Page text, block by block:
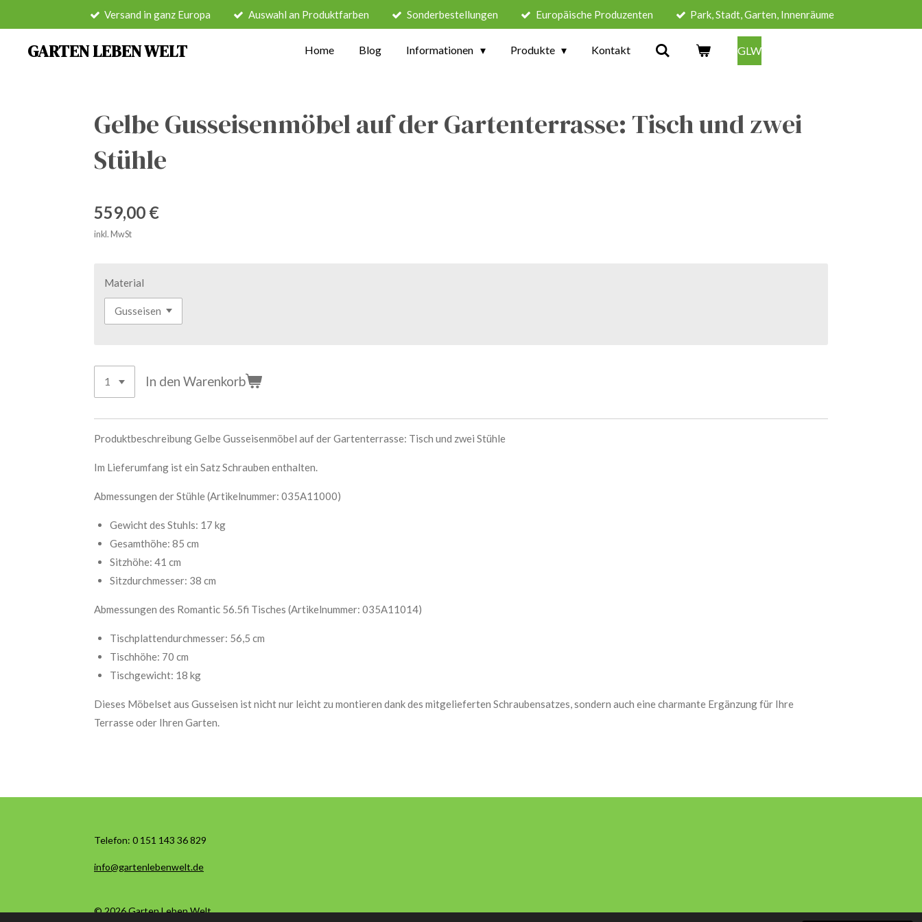
springen
Versand in ganz Europa Auswahl an Produktfarben Sonderbestellungen Europäische Produzenten Park, Stadt, Garten, Innenräume
GARTEN LEBEN WELT Home Blog Informationen Produkte Kontakt GLW
Gelbe Gusseisenmöbel auf der Gartenterrasse: Tisch und zwei
Stühle
559,00 €
inkl. MwSt
Material
In den Warenkorb
Produktbeschreibung Gelbe Gusseisenmöbel auf der Gartenterrasse: Tisch und zwei Stühle
Im Lieferumfang ist ein Satz Schrauben enthalten.
Abmessungen der Stühle (Artikelnummer: 035A11000)
Gewicht des Stuhls: 17 kg
Gesamthöhe: 85 cm
Sitzhöhe: 41 cm
Sitzdurchmesser: 38 cm
Abmessungen des Romantic 56.5fi Tisches (Artikelnummer: 035A11014)
Tischplattendurchmesser: 56,5 cm
Tischhöhe: 70 cm
Tischgewicht: 18 kg
Dieses Möbelset aus Gusseisen ist nicht nur leicht zu montieren dank des mitgelieferten Schraubensatzes, sondern auch eine charmante Ergänzung für Ihre
Terrasse oder Ihren Garten.
Telefon: 0 151 143 36 829
info@gartenlebenwelt.de
© 2026 Garten Leben Welt